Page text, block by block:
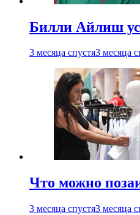
Билли Айлиш
3 месяца спустя3 месяца
Что можно
3 месяца спустя3 месяца